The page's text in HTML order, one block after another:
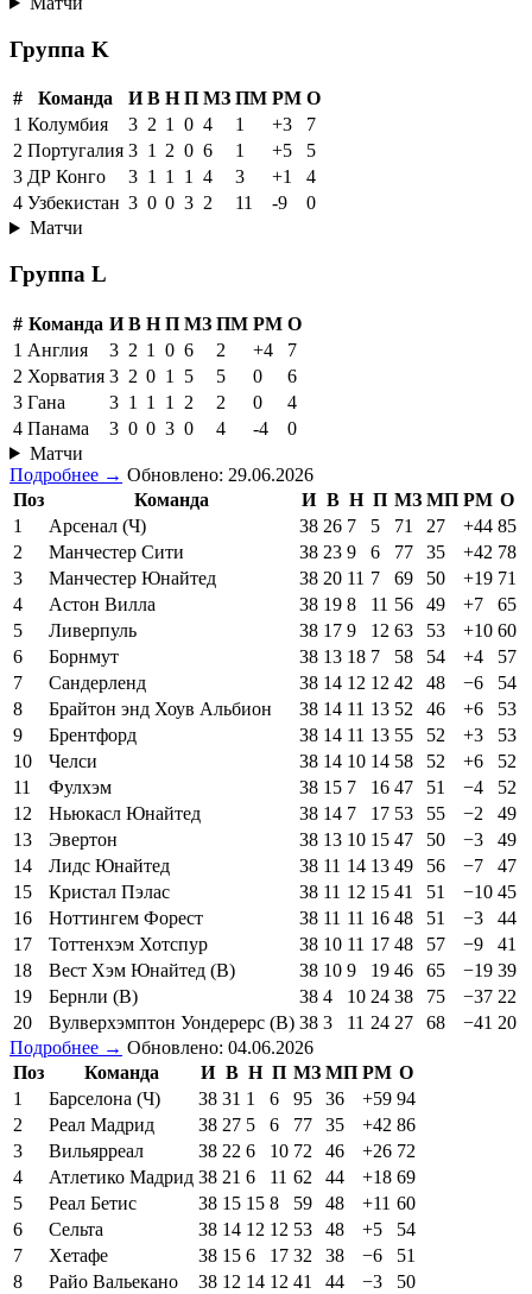
Группа K
# Команда И В Н П МЗ ПМ РМ О
1 Колумбия 3 2 1 0 4 1 +3
7
2 Португалия 3 1 2 0 6 1 +5
5
3 ДР Конго 3 1 1 1 4 3 +1
4
4 Узбекистан 3 0 0 3 2 11 -9
0
Матчи
Группа L
# Команда И В Н П МЗ ПМ РМ О
1 Англия 3 2 1 0 6 2 +4
7
2 Хорватия 3 2 0 1 5 5 0
6
3 Гана 3 1 1 1 2 2 0
4
4 Панама 3 0 0 3 0 4 -4
0
Матчи
Подробнее → Обновлено: 29.06.2026
Поз
Команда И В Н П МЗ МП РМ О
1
Арсенал (Ч) 38 26 7 5 71 27 +44 85
2
Манчестер Сити 38 23 9 6 77 35 +42 78
3
Манчестер Юнайтед 38 20 11 7 69 50 +19 71
4
Астон Вилла 38 19 8 11 56 49 +7
65
5
Ливерпуль 38 17 9 12 63 53 +10 60
6
Борнмут 38 13 18 7 58 54 +4
57
7
Сандерленд 38 14 12 12 42 48 −6
54
8
Брайтон энд Хоув Альбион 38 14 11 13 52 46 +6
53
9
Брентфорд 38 14 11 13 55 52 +3
53
10
Челси 38 14 10 14 58 52 +6
52
11
Фулхэм 38 15 7 16 47 51 −4
52
12
Ньюкасл Юнайтед 38 14 7 17 53 55 −2
49
13
Эвертон 38 13 10 15 47 50 −3
49
14
Лидс Юнайтед 38 11 14 13 49 56 −7
47
15
Кристал Пэлас 38 11 12 15 41 51 −10 45
16
Ноттингем Форест 38 11 11 16 48 51 −3
44
17
Тоттенхэм Хотспур 38 10 11 17 48 57 −9
41
18
Вест Хэм Юнайтед (В) 38 10 9 19 46 65 −19 39
19
Бернли (В) 38 4 10 24 38 75 −37 22
20
Вулверхэмптон Уондерерс (В) 38 3 11 24 27 68 −41 20
Подробнее → Обновлено: 04.06.2026
Поз
Команда И В Н П МЗ МП РМ О
1
Барселона (Ч) 38 31 1 6 95 36 +59 94
2
Реал Мадрид 38 27 5 6 77 35 +42 86
3
Вильярреал 38 22 6 10 72 46 +26 72
4
Атлетико Мадрид 38 21 6 11 62 44 +18 69
5
Реал Бетис 38 15 15 8 59 48 +11 60
6
Сельта 38 14 12 12 53 48 +5
54
7
Хетафе 38 15 6 17 32 38 −6
51
8
Райо Вальекано 38 12 14 12 41 44 −3
50